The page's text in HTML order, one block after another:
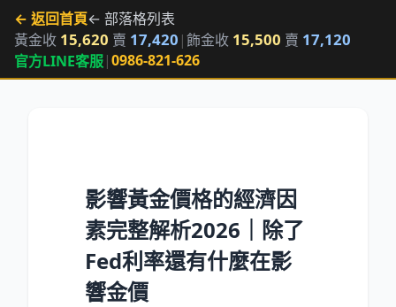
← 返回首頁← 部落格列表
黃金收 15,620 賣 17,420 |飾金收 15,500 賣 17,120
官方LINE客服|0986-821-626
影響黃金價格的經濟因
素完整解析2026｜除了
Fed利率還有什麼在影
響金價